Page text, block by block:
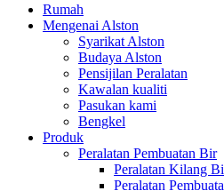
Rumah
Mengenai Alston
Syarikat Alston
Budaya Alston
Pensijilan Peralatan
Kawalan kualiti
Pasukan kami
Bengkel
Produk
Peralatan Pembuatan Bir
Peralatan Kilang
Peralatan